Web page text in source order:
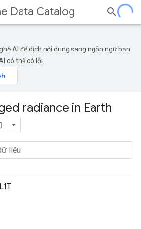
Data Catalog
AI để dịch nội dung sang ngôn ngữ bạn
có thể có lỗi.
radiance in Earth